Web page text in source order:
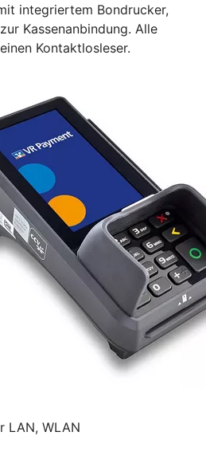
integriertem Bondrucker,
Kassenanbindung. Alle
Kontaktlosleser.
LAN, WLAN